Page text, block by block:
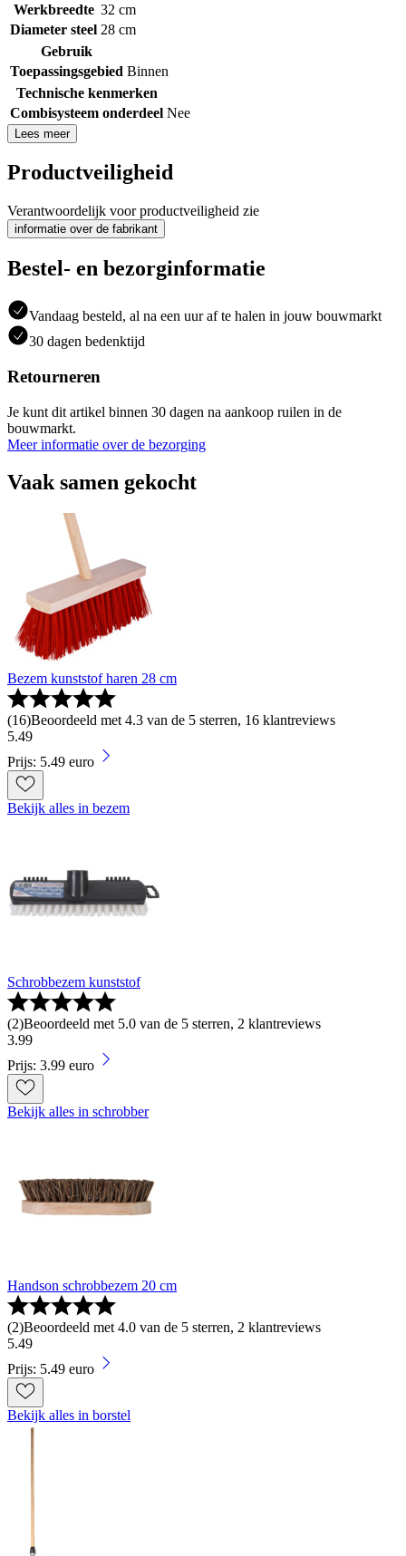
Werkbreedte 32 cm
Diameter steel 28 cm
Gebruik
Toepassingsgebied Binnen
Technische kenmerken
Combisysteem onderdeel Nee
Lees meer
Productveiligheid
Verantwoordelijk voor productveiligheid zie
informatie over de fabrikant
Bestel- en bezorginformatie
Vandaag besteld, al na een uur af te halen in jouw bouwmarkt
30 dagen bedenktijd
Retourneren
Je kunt dit artikel binnen 30 dagen na aankoop ruilen in de
bouwmarkt.
Meer informatie over de bezorging
Vaak samen gekocht
Bezem kunststof haren 28 cm
(16)Beoordeeld met 4.3 van de 5 sterren, 16 klantreviews
5.49
Prijs: 5.49 euro
Bekijk alles in bezem
Schrobbezem kunststof
(2)Beoordeeld met 5.0 van de 5 sterren, 2 klantreviews
3.99
Prijs: 3.99 euro
Bekijk alles in schrobber
Handson schrobbezem 20 cm
(2)Beoordeeld met 4.0 van de 5 sterren, 2 klantreviews
5.49
Prijs: 5.49 euro
Bekijk alles in borstel